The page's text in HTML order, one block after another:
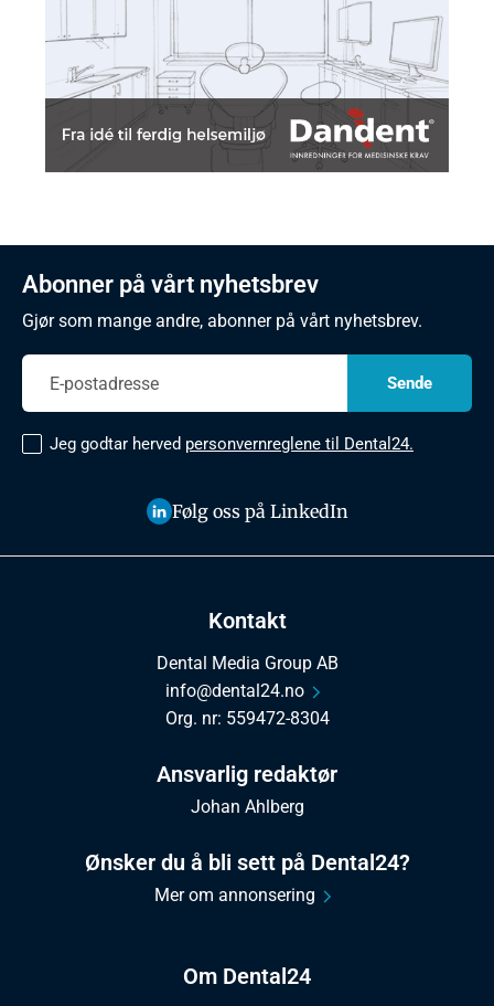
Om Dental24
Kontakt
Dental Media Group AB
info@dental24.no
Org. nr: 559472-8304
Ansvarlig redaktør
Johan Ahlberg
Ønsker du å bli sett på Dental24?
Mer om annonsering
Abonner på vårt nyhetsbrev
Gjør som mange andre, abonner på vårt nyhetsbrev.
Jeg godtar herved personvernreglene til Dental24.
Følg oss på LinkedIn